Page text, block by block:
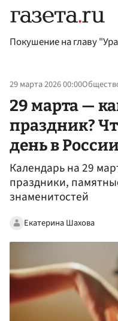
Покушение на главу
29 марта 2026 00:00
29 марта —
праздник?
день в
Календарь на 29
праздники,
знаменитостей
Екатерина Шахова